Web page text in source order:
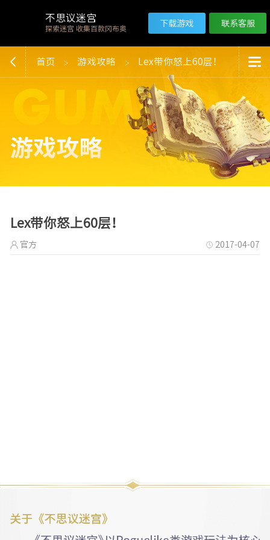
不思议迷宫
探索迷宫 收集百款冈布奥
下载游戏 联系客服
首页 游戏攻略 Lex带你怒上60层！
Lex带你怒上60层！
官方 2017-04-07